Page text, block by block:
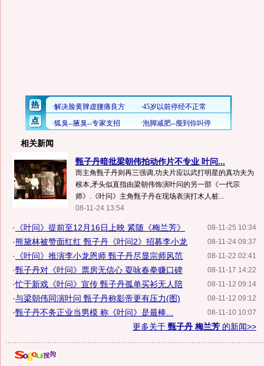
相关新闻
甄子丹暗批梁朝伟拍动作片不专业 叶问...
而主角甄子丹则再三强调,功夫片应以武打明星的真功夫为
根本,矛头似直指由梁朝伟饰演叶问的另一部《一代宗
师》.《叶问》主角甄子丹在现场表演打木人桩...
08-11-24 13:54
08-11-25 10:34
· 《叶问》提前至12月16日上映 紧随《梅兰芳》
08-11-24 09:37
·熊黛林被赞面红红 甄子丹《叶问2》招募李小龙
08-11-22 02:41
· 《叶问》推演李小龙恩师 甄子丹尽显宗师风范
08-11-17 14:22
·甄子丹对《叶问》票房无信心 耍咏春拳赚口碑
08-11-12 09:14
·忙于新戏《叶问》宣传 甄子丹孤单买衫无人陪
08-11-12 09:12
·与梁朝伟同演叶问 甄子丹称影帝更有压力(图)
08-11-10 10:07
·甄子丹不务正业当男模 称《叶问》是最棒...
更多关于 甄子丹 梅兰芳 的新闻>>